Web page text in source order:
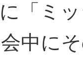
「ミ
中に